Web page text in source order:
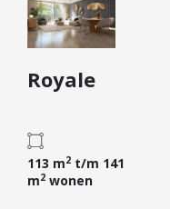
Bedrijfsaanbod
Diensten
Kopen
Huren
Verhuren
Taxeren
Royale
113 m2 t/m 141
m2 wonen